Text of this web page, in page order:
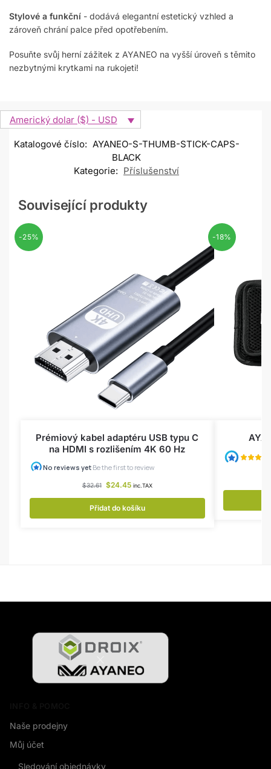
Stylové a funkční - dodává elegantní estetický vzhled a
zároveň chrání palce před opotřebením.
Posuňte svůj herní zážitek z AYANEO na vyšší úroveň s těmito
nezbytnými krytkami na rukojeti!
Americký dolar ($) - USD
Katalogové číslo: AYANEO-S-THUMB-STICK-CAPS-
BLACK
Kategorie: Příslušenství
Související produkty
-25%
Prémiový kabel adaptéru USB typu C
na HDMI s rozlišením 4K 60 Hz
$32.61 $24.45 inc.TAX
Přidat do košíku
-18%
Naše prodejny
Můj účet
Sledování objednávky